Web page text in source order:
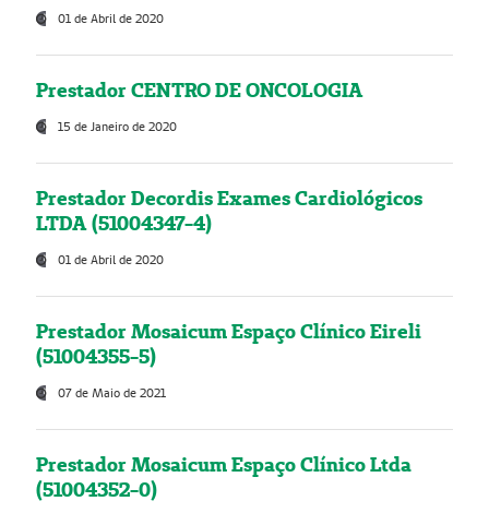
01 de Abril de 2020
Prestador CENTRO DE ONCOLOGIA
15 de Janeiro de 2020
Prestador Decordis Exames Cardiológicos
LTDA (51004347-4)
01 de Abril de 2020
Prestador Mosaicum Espaço Clínico Eireli
(51004355-5)
07 de Maio de 2021
Prestador Mosaicum Espaço Clínico Ltda
(51004352-0)